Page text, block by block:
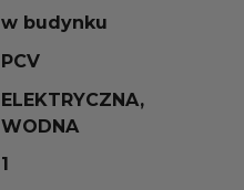
w budynku
PCV
ELEKTRYCZNA,
WODNA
1